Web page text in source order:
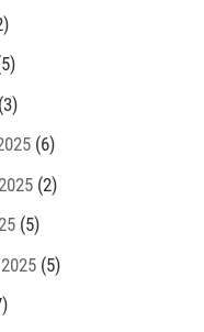
(6)
(2)
(5)
(5)